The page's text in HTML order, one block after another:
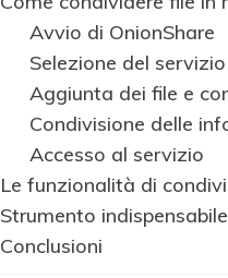
Avvio di OnionShare
Selezione del servizio
Aggiunta dei file e
Condivisione delle
Accesso al servizio
Le funzionalità di
Strumento
Conclusioni